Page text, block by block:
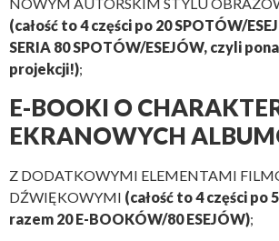
NOWYM AUTORSKIM STYLU
(całość to 4 części po 20 SPOTÓW/
SERIA 80 SPOTÓW/ESEJÓW, czyli
projekcji!);
E-BOOKI O
EKRANOWYCH
Z DODATKOWYMI ELEMENTAMI
DŹWIĘKOWYMI (całość to 4 części po
razem 20 E-BOOKÓW/80 ESEJÓW);